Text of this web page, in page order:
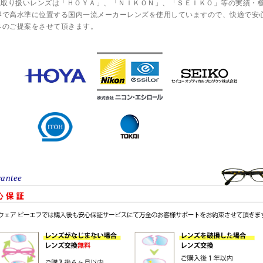
り扱いレンズは「ＨＯＹＡ」、「ＮＩＫＯＮ」、「ＳＥＩＫＯ」等の実績・
で高水準に位置する国内一流メーカーレンズを使用していますので、快適で安
ご提案をさせて頂きます。